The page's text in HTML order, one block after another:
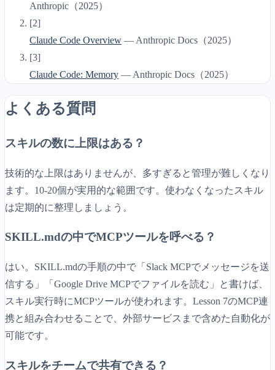
Anthropic （2025）
[2]
Claude Code Overview — Anthropic Docs （2025）
[3]
Claude Code: Memory — Anthropic Docs （2025）
よくある質問
スキルの数に上限はある？
技術的な上限はありませんが、多すぎると管理が難しくなり
ます。10-20個が実用的な範囲です。使わなくなったスキル
は定期的に整理しましょう。
SKILL.mdの中でMCPツールを呼べる？
はい。SKILL.mdの手順の中で「Slack MCPでメッセージを送
信する」「Google Drive MCPでファイルを読む」と書けば、
スキル実行時にMCPツールが使われます。Lesson 7のMCP連
携と組み合わせることで、外部サービスまで含めた自動化が
可能です。
スキルをチームで共有できる？